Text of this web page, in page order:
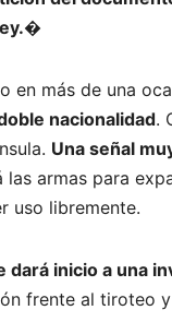
en más de una
nacionalidad.
Una señal
las armas para
uso libremente.
dará inicio a una
frente al tiroteo